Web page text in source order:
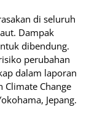
di seluruh
Dampak
dibendung.
perubahan
dalam laporan
Change
Jepang.